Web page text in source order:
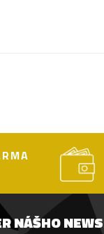
NÁŠHO